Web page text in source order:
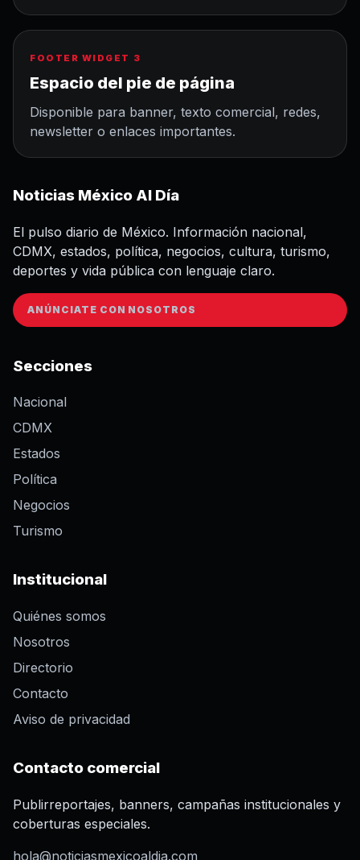
FOOTER WIDGET 3
Espacio del pie de página
Disponible para banner, texto comercial, redes,
newsletter o enlaces importantes.
Noticias México Al Día
El pulso diario de México. Información nacional,
CDMX, estados, política, negocios, cultura, turismo,
deportes y vida pública con lenguaje claro.
ANÚNCIATE CON NOSOTROS
Secciones
Nacional
CDMX
Estados
Política
Negocios
Turismo
Institucional
Quiénes somos
Nosotros
Directorio
Contacto
Aviso de privacidad
Contacto comercial
Publirreportajes, banners, campañas institucionales y
coberturas especiales.
hola@noticiasmexicoaldia.com